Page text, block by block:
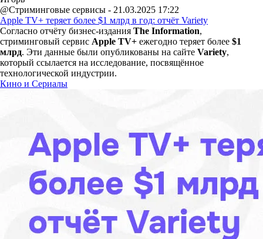
@Стриминговые сервисы - 21.03.2025 17:22
Apple TV+ теряет более $1 млрд в год: отчёт Variety
Согласно отчёту бизнес-издания The Information,
стриминговый сервис Apple TV+ ежегодно теряет более $1
млрд. Эти данные были опубликованы на сайте Variety,
который ссылается на исследование, посвящённое
технологической индустрии.
Кино и Сериалы